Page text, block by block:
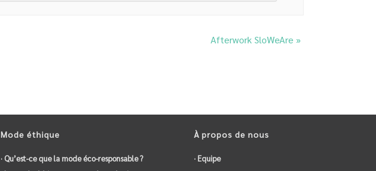
Afterwork SloWeAre »
Mode éthique
· Qu’est-ce que la mode éco-responsable ?
À propos de nous
· Equipe